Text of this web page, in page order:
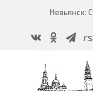
Невьянск: